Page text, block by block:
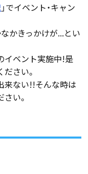
」でイベント・キャン
かきっかけが...とい
イベント実施中!是
さい。
来ない!!そんな時は
い。